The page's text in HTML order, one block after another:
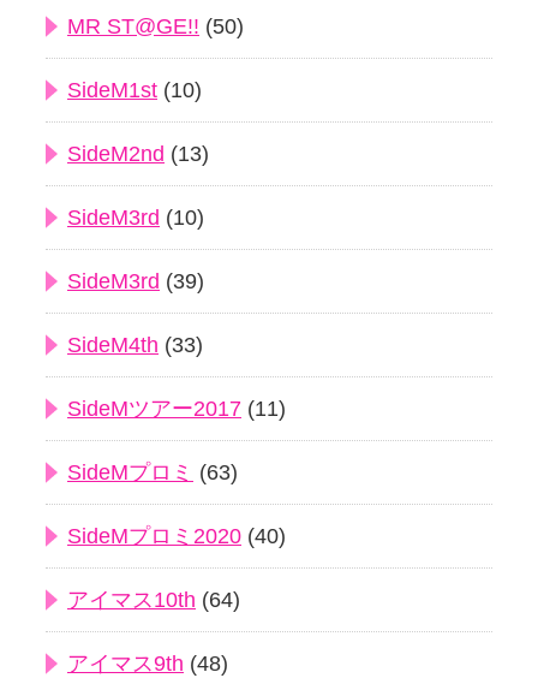
MR ST@GE!! (50)
SideM1st (10)
SideM2nd (13)
SideM3rd (10)
SideM3rd (39)
SideM4th (33)
SideMツアー2017 (11)
SideMプロミ (63)
SideMプロミ2020 (40)
アイマス10th (64)
アイマス9th (48)